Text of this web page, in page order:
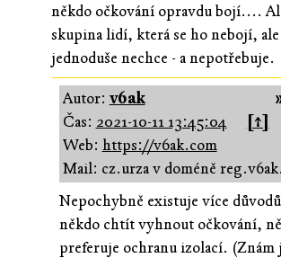
někdo očkování opravdu bojí....
skupina lidí, která se ho nebojí,
jednoduše nechce - a nepotřebuje.
Autor: v6ak
Čas: 2021-10-11 13:45:04
[↑]
Web: https://v6ak.com
Mail: cz.urza v doméně
Nepochybně existuje více
někdo chtít vyhnout očkování,
preferuje ochranu izolací. (Znám